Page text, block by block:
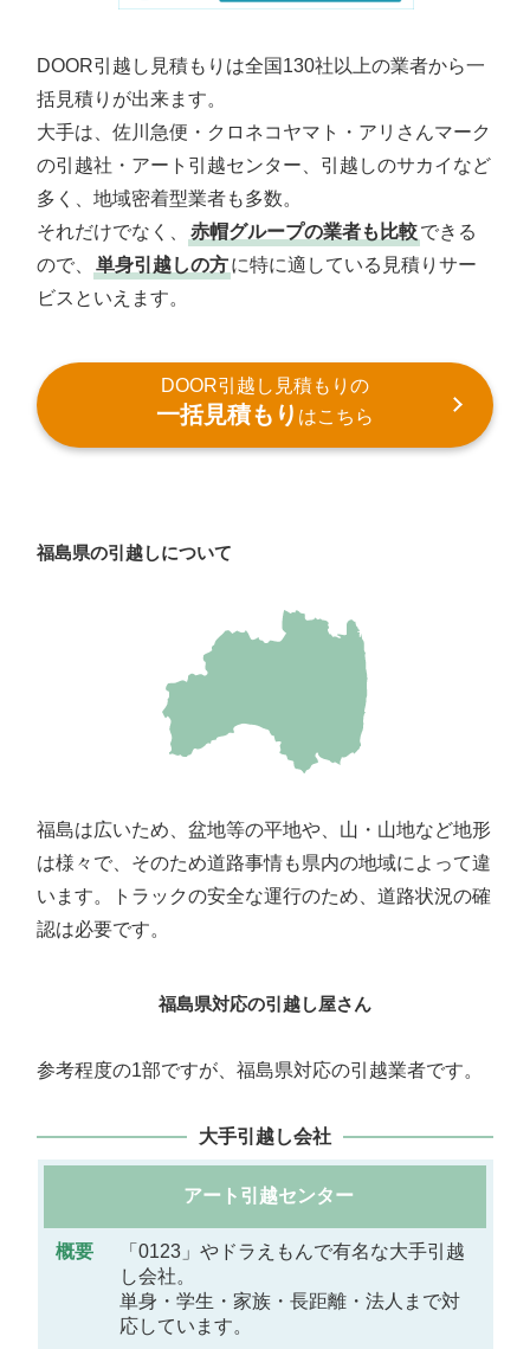
DOOR引越し見積もりは全国130社以上の業者から一
括見積りが出来ます。
大手は、佐川急便・クロネコヤマト・アリさんマーク
の引越社・アート引越センター、引越しのサカイなど
多く、地域密着型業者も多数。
それだけでなく、
赤帽グループの業者も比較できる
ので、
単身引越しの方に特に適している見積りサー
ビスといえます。
DOOR引越し見積もりの
一括見積もり はこちら
福島県の引越しについて
福島は広いため、盆地等の平地や、山・山地など地形
は様々で、そのため道路事情も県内の地域によって違
います。トラックの安全な運行のため、道路状況の確
認は必要です。
福島県対応の引越し屋さん
参考程度の1部ですが、福島県対応の引越業者です。
大手引越し会社
要
アート引越センター
「0123」やドラえもんで有名な大手引越
し会社。
単身・学生・家族・長距離・法人まで対
応しています。